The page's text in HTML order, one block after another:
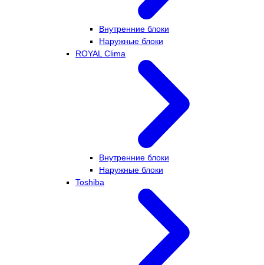
Внутренние блоки
Наружные блоки
ROYAL Clima
Внутренние блоки
Наружные блоки
Toshiba